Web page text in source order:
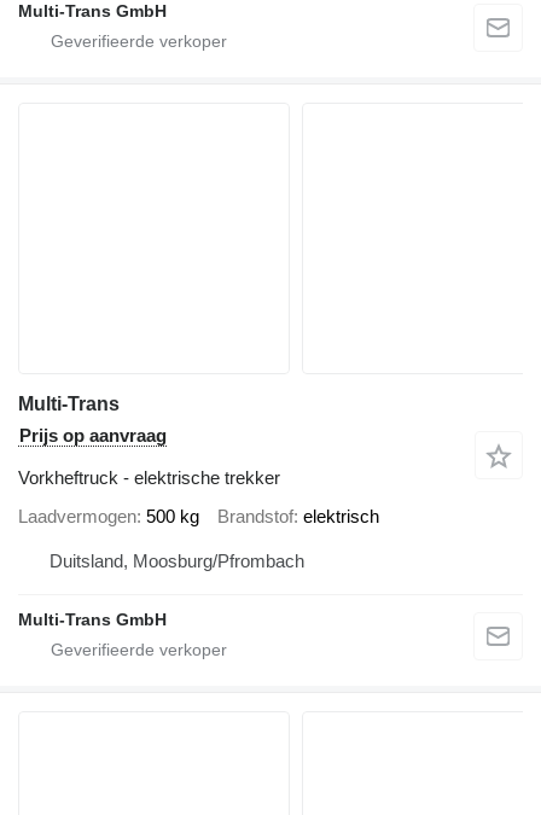
Multi-Trans GmbH
Multi-Trans
Prijs op aanvraag
Vorkheftruck - elektrische trekker
Laadvermogen 500 kg Brandstof elektrisch
Duitsland, Moosburg/Pfrombach
Multi-Trans GmbH